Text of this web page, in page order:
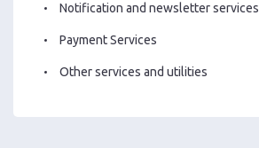
Notification and newsletter services
Payment Services
Other services and utilities